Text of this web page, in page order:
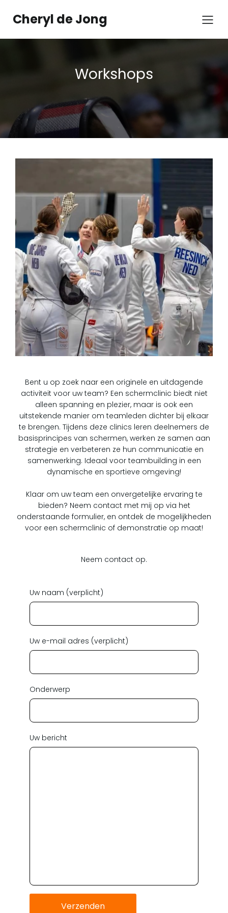
Cheryl de Jong
Workshops
Bent u op zoek naar een originele en uitdagende
activiteit voor uw team? Een schermclinic biedt niet
alleen spanning en plezier, maar is ook een
uitstekende manier om teamleden dichter bij elkaar
te brengen. Tijdens deze clinics leren deelnemers de
basisprincipes van schermen, werken ze samen aan
strategie en verbeteren ze hun communicatie en
samenwerking. Ideaal voor teambuilding in een
dynamische en sportieve omgeving!
Klaar om uw team een onvergetelijke ervaring te
bieden? Neem contact met mij op via het
onderstaande formulier, en ontdek de mogelijkheden
voor een schermclinic of demonstratie op maat!
Neem contact op.
Uw naam (verplicht)
Uw e-mail adres (verplicht)
Onderwerp
Uw bericht